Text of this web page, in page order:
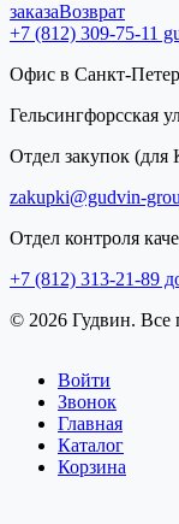
заказаВозврат
+7 (812) 309-75-11
Офис в Санкт-
Гельсингфорсская
Отдел закупок
zakupki@gudvin-
Отдел контроля
+7 (812) 313-21-89
© 2026 Гудвин. Все
Войти
Звонок
Главная
Каталог
Корзина